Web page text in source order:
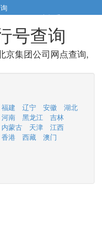
5cm小帮手5cm.cn
号查询
京集团公司网点查询,
福建 辽宁 安徽
湖北
河南 黑龙江
吉林
内蒙古 天津
江西
香港 西藏
澳门